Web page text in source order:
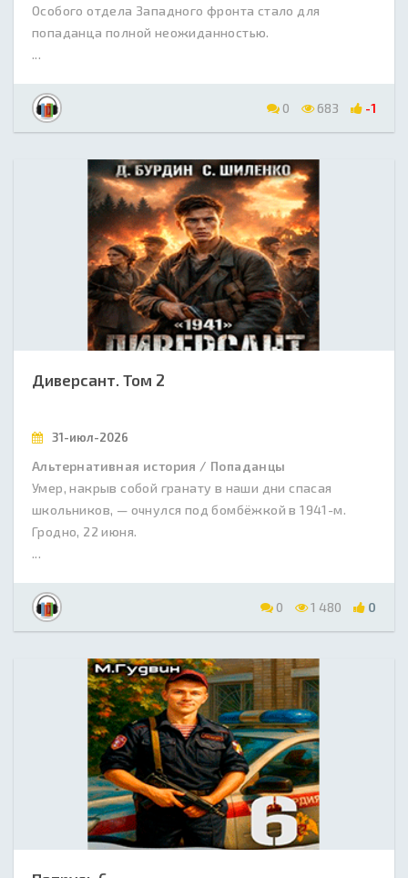
Особого отдела Западного фронта стало для
попаданца полной неожиданностью.
...
0 683 -1
Диверсант. Том 2
31-июл-2026
Альтернативная история / Попаданцы
Умер, накрыв собой гранату в наши дни спасая
школьников, — очнулся под бомбёжкой в 1941-м.
Гродно, 22 июня.
...
0 1 480 0